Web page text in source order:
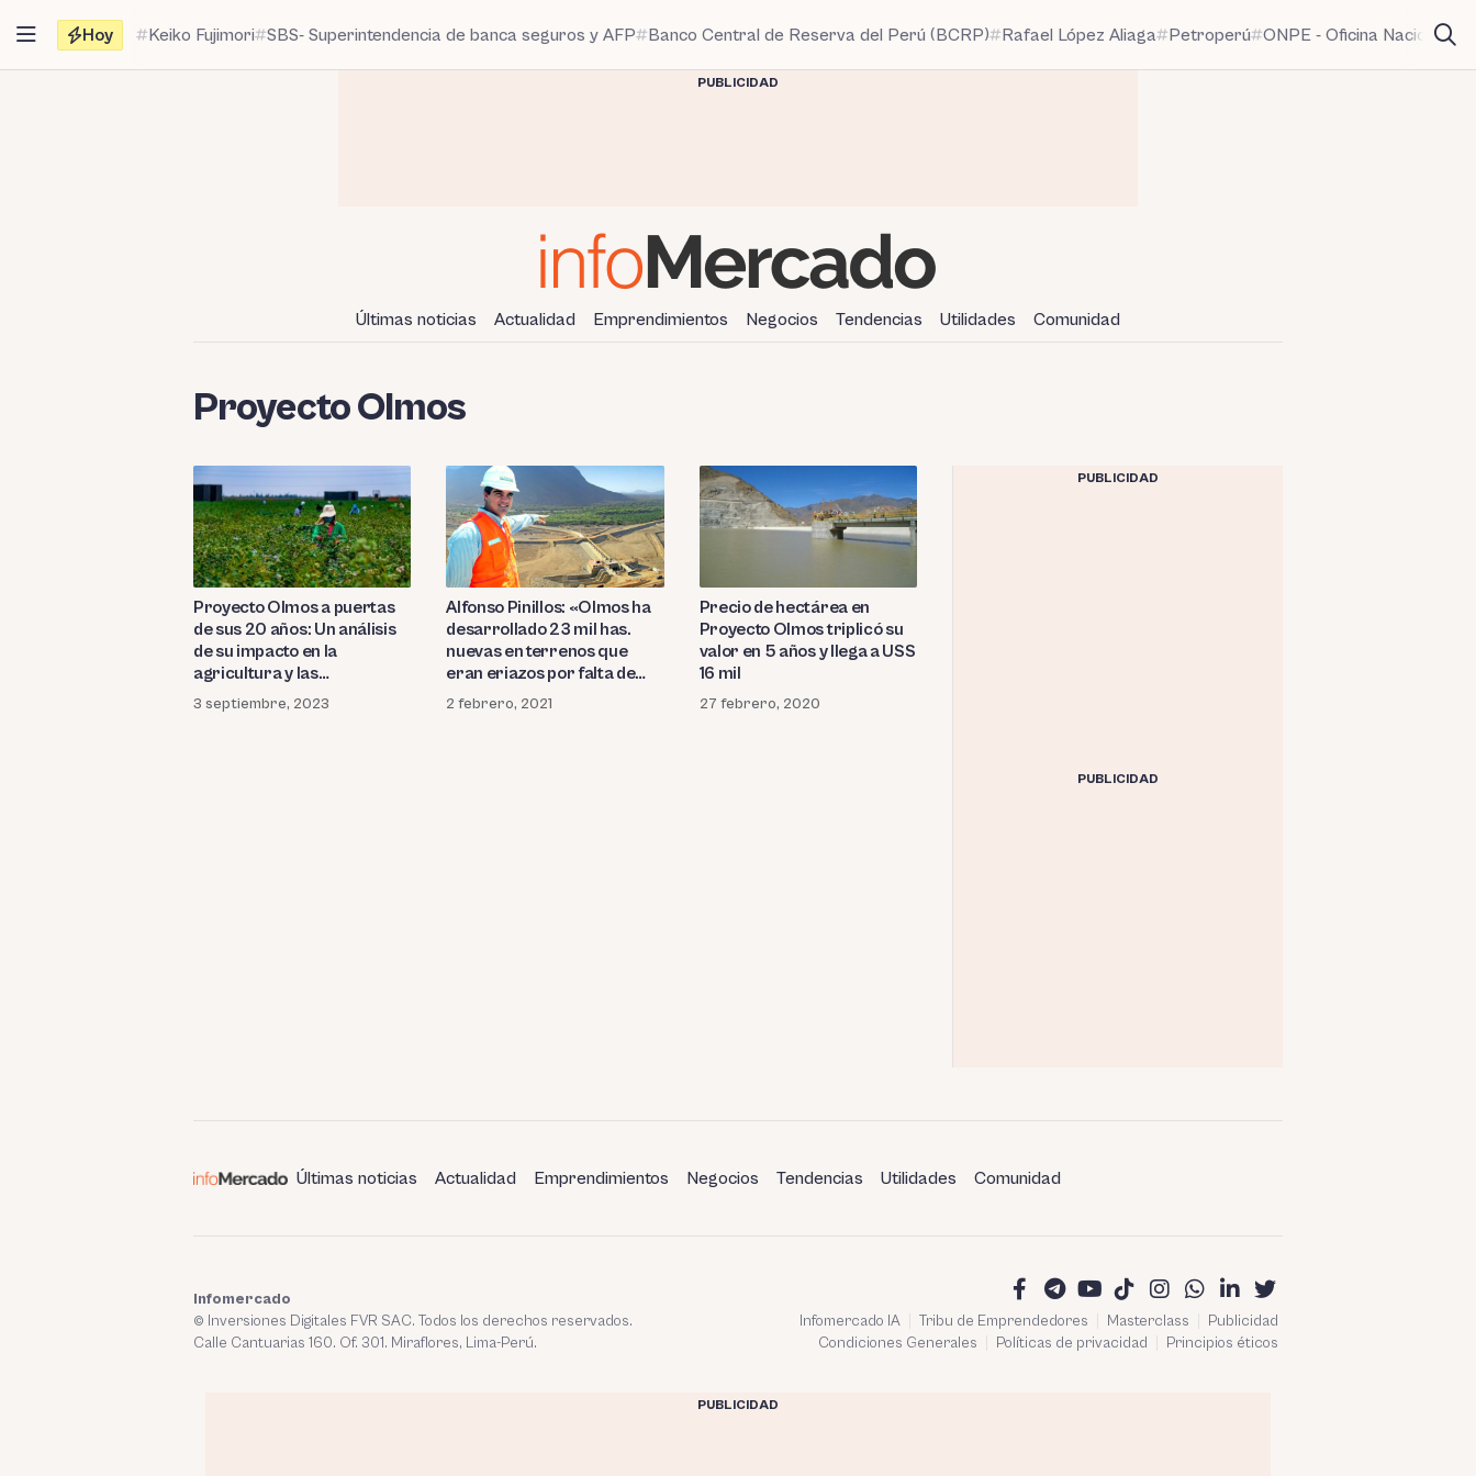
contenido
Hoy Keiko Fujimori SBS- Superintendencia de banca seguros y AFP Banco Central de Reserva del Perú (BCRP) Rafael López Aliaga Petroperú ONPE - Oficina Nacional
PUBLICIDAD
Últimas noticias Actualidad Emprendimientos Negocios Tendencias Utilidades Comunidad
Proyecto Olmos
Proyecto Olmos a puertas
de sus 20 años: Un análisis
de su impacto en la
agricultura y las
exportaciones
3 septiembre, 2023
Alfonso Pinillos: «Olmos ha
desarrollado 23 mil has.
nuevas en terrenos que
eran eriazos por falta de
agua»
2 febrero, 2021
Precio de hectárea en
Proyecto Olmos triplicó su
valor en 5 años y llega a USS
16 mil
27 febrero, 2020
PUBLICIDAD
PUBLICIDAD
Últimas noticias Actualidad Emprendimientos Negocios Tendencias Utilidades Comunidad
Infomercado IA Tribu de Emprendedores Masterclass
Publicidad
Condiciones Generales
Políticas de privacidad Principios éticos
Infomercado
© Inversiones Digitales FVR SAC. Todos los derechos reservados.
Calle Cantuarias 160. Of. 301. Miraflores, Lima-Perú.
PUBLICIDAD